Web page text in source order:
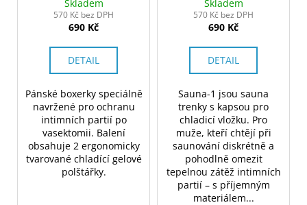
Skladem
570 Kč bez DPH
690 Kč
DETAIL
Pánské boxerky speciálně
navržené pro ochranu
intimních partií po
vasektomii. Balení
obsahuje 2 ergonomicky
tvarované chladící gelové
polštářky.
Skladem
570 Kč bez DPH
690 Kč
DETAIL
Sauna-1 jsou sauna
trenky s kapsou pro
chladicí vložku. Pro
muže, kteří chtějí při
saunování diskrétně a
pohodlně omezit
tepelnou zátěž intimních
partií – s příjemným
materiálem...